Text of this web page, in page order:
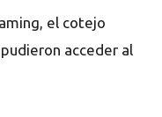
el cotejo
acceder al